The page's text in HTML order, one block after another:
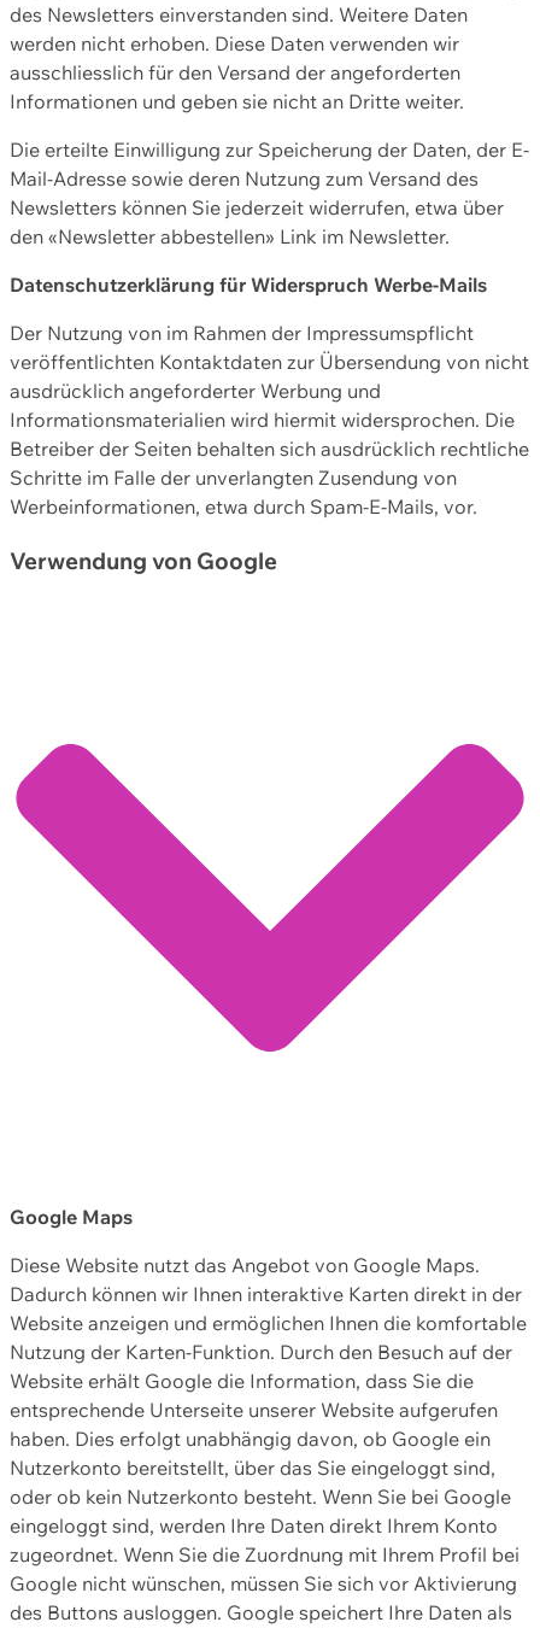
des Newsletters einverstanden sind. Weitere Daten
werden nicht erhoben. Diese Daten verwenden wir
ausschliesslich für den Versand der angeforderten
Informationen und geben sie nicht an Dritte weiter.
Die erteilte Einwilligung zur Speicherung der Daten, der E-
Mail-Adresse sowie deren Nutzung zum Versand des
Newsletters können Sie jederzeit widerrufen, etwa über
den «Newsletter abbestellen» Link im Newsletter.
Datenschutzerklärung für Widerspruch Werbe-Mails
Der Nutzung von im Rahmen der Impressumspflicht
veröffentlichten Kontaktdaten zur Übersendung von nicht
ausdrücklich angeforderter Werbung und
Informationsmaterialien wird hiermit widersprochen. Die
Betreiber der Seiten behalten sich ausdrücklich rechtliche
Schritte im Falle der unverlangten Zusendung von
Werbeinformationen, etwa durch Spam-E-Mails, vor.
Verwendung von Google
Google Maps
Diese Website nutzt das Angebot von Google Maps.
Dadurch können wir Ihnen interaktive Karten direkt in der
Website anzeigen und ermöglichen Ihnen die komfortable
Nutzung der Karten-Funktion. Durch den Besuch auf der
Website erhält Google die Information, dass Sie die
entsprechende Unterseite unserer Website aufgerufen
haben. Dies erfolgt unabhängig davon, ob Google ein
Nutzerkonto bereitstellt, über das Sie eingeloggt sind,
oder ob kein Nutzerkonto besteht. Wenn Sie bei Google
eingeloggt sind, werden Ihre Daten direkt Ihrem Konto
zugeordnet. Wenn Sie die Zuordnung mit Ihrem Profil bei
Google nicht wünschen, müssen Sie sich vor Aktivierung
des Buttons ausloggen. Google speichert Ihre Daten als